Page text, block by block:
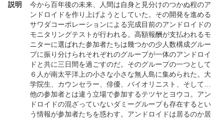
説明
今から百年後の未来、人間は自身と見分けのつかぬ程のア
ンドロイドを作り上げようとしていた。その開発を進める
サワダコーポレーションによる完成目前のアンドロイドの
モニタリングテストが行われる。高額報酬が支払われるモ
ニターに選ばれた参加者たちは幾つかの少人数構成グルー
プに振り分けられそれぞれのグループが一体のアンドロイ
ドと共に三日間を過ごすのだ。そのグループの一つとして
６人が南太平洋上の小さな小さな無人島に集められた。大
学院生、カウンセラー、俳優、バイオリニスト、そして…
他の参加者とは違う立場で参加するテツヤとヨウコ。アン
ドロイドの混ざっていないダミーグループも存在するとい
う情報が参加者たちを惑わす。アンドロイドは居るのか居